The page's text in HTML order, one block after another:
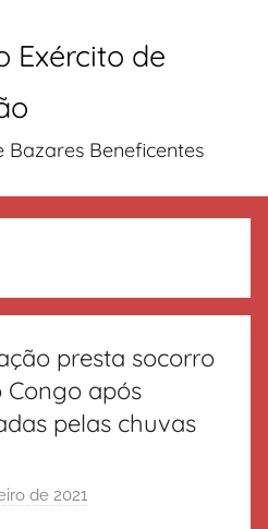
Exército de
Bazares Beneficentes
presta socorro
Congo após
pelas chuvas
de 2021